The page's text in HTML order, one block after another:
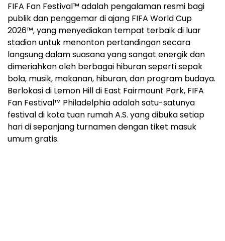
FIFA Fan Festival™ adalah pengalaman resmi bagi
publik dan penggemar di ajang FIFA World Cup
2026™, yang menyediakan tempat terbaik di luar
stadion untuk menonton pertandingan secara
langsung dalam suasana yang sangat energik dan
dimeriahkan oleh berbagai hiburan seperti sepak
bola, musik, makanan, hiburan, dan program budaya.
Berlokasi di Lemon Hill di East Fairmount Park, FIFA
Fan Festival™ Philadelphia adalah satu-satunya
festival di kota tuan rumah A.S. yang dibuka setiap
hari di sepanjang turnamen dengan tiket masuk
umum gratis.